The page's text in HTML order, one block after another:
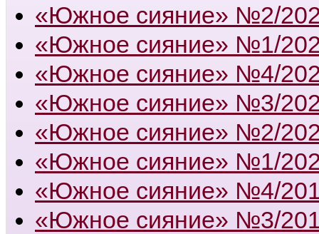
«Южное сияние» №2/
«Южное сияние» №1/
«Южное сияние» №4/
«Южное сияние» №3/
«Южное сияние» №2/
«Южное сияние» №1/
«Южное сияние» №4/
«Южное сияние» №3/